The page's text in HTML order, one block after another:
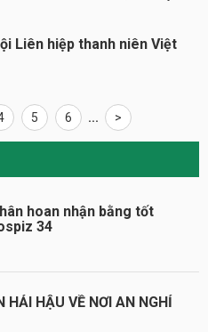
Liên hiệp thanh niên Việt
5 6 ... >
hoan nhận bằng tốt
34
HẬU VỀ NƠI AN NGHỈ